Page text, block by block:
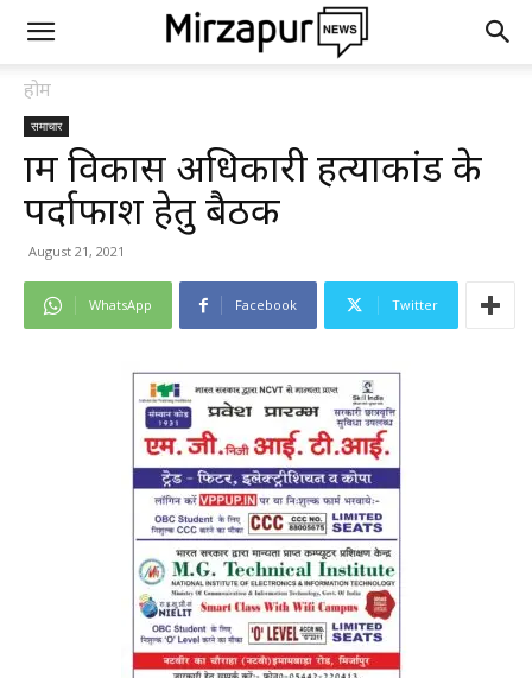
होम
समाचार
ग्राम विकास अधिकारी हत्याकांड के
पर्दाफाश हेतु बैठक
August 21, 2021
WhatsApp Facebook Twitter